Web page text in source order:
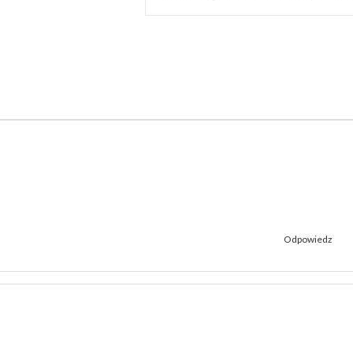
Odpowiedz